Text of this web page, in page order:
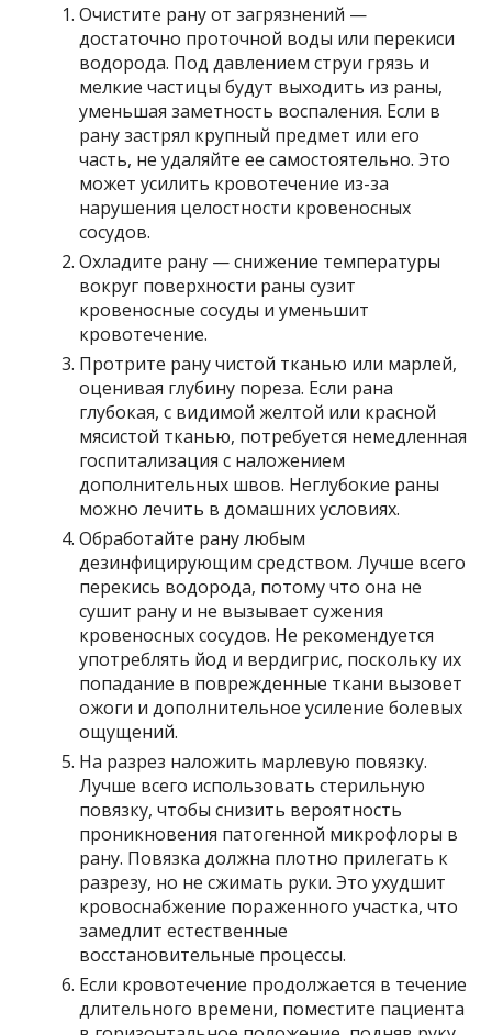
Очистите рану от загрязнений —
достаточно проточной воды или перекиси
водорода. Под давлением струи грязь и
мелкие частицы будут выходить из раны,
уменьшая заметность воспаления. Если в
рану застрял крупный предмет или его
часть, не удаляйте ее самостоятельно. Это
может усилить кровотечение из-за
нарушения целостности кровеносных
сосудов.
Охладите рану — снижение температуры
вокруг поверхности раны сузит
кровеносные сосуды и уменьшит
кровотечение.
Протрите рану чистой тканью или марлей,
оценивая глубину пореза. Если рана
глубокая, с видимой желтой или красной
мясистой тканью, потребуется немедленная
госпитализация с наложением
дополнительных швов. Неглубокие раны
можно лечить в домашних условиях.
Обработайте рану любым
дезинфицирующим средством. Лучше всего
перекись водорода, потому что она не
сушит рану и не вызывает сужения
кровеносных сосудов. Не рекомендуется
употреблять йод и вердигрис, поскольку их
попадание в поврежденные ткани вызовет
ожоги и дополнительное усиление болевых
ощущений.
На разрез наложить марлевую повязку.
Лучше всего использовать стерильную
повязку, чтобы снизить вероятность
проникновения патогенной микрофлоры в
рану. Повязка должна плотно прилегать к
разрезу, но не сжимать руки. Это ухудшит
кровоснабжение пораженного участка, что
замедлит естественные
восстановительные процессы.
Если кровотечение продолжается в течение
длительного времени, поместите пациента